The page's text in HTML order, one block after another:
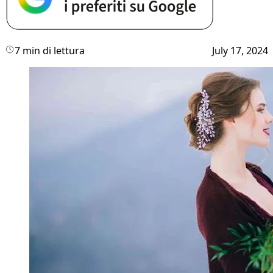
7 min di lettura July 17, 2024